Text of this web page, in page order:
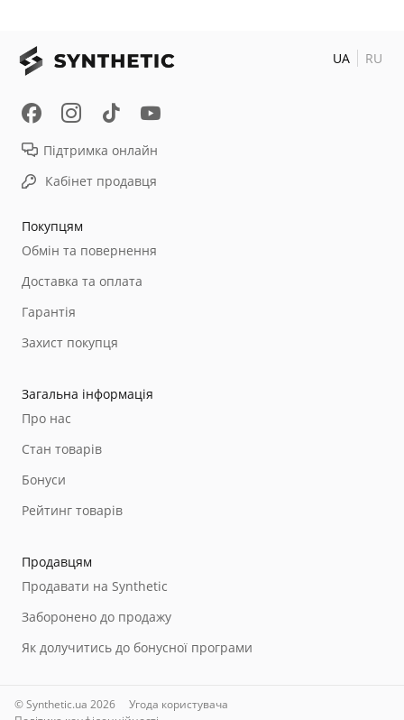
Покупцям
Обмін та повернення
Доставка та оплата
Гарантія
Захист покупця
Загальна інформація
Про нас
Стан товарів
Бонуси
Рейтинг товарів
Продавцям
Продавати на Synthetic
Заборонено до продажу
Як долучитись до бонусної програми
Підтримка онлайн
Кабінет продавця
© Synthetic.ua 2026
Угода користувача
UA RU